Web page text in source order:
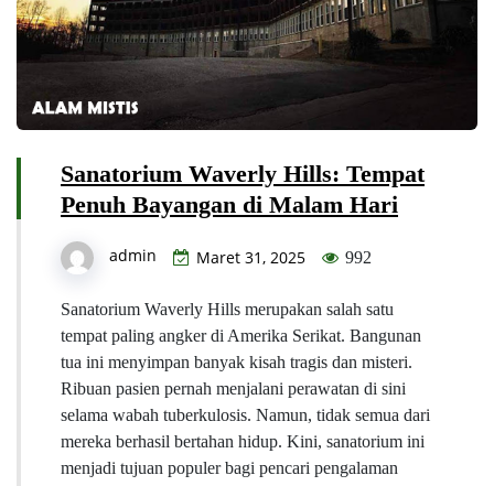
Sanatorium Waverly Hills: Tempat
Penuh Bayangan di Malam Hari
admin Maret 31, 2025 992
Sanatorium Waverly Hills merupakan salah satu
tempat paling angker di Amerika Serikat. Bangunan
tua ini menyimpan banyak kisah tragis dan misteri.
Ribuan pasien pernah menjalani perawatan di sini
selama wabah tuberkulosis. Namun, tidak semua dari
mereka berhasil bertahan hidup. Kini, sanatorium ini
menjadi tujuan populer bagi pencari pengalaman